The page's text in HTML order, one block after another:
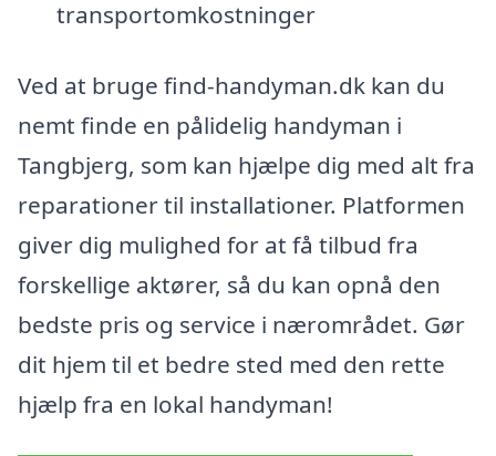
transportomkostninger
Ved at bruge find-handyman.dk kan du
nemt finde en pålidelig handyman i
Tangbjerg, som kan hjælpe dig med alt fra
reparationer til installationer. Platformen
giver dig mulighed for at få tilbud fra
forskellige aktører, så du kan opnå den
bedste pris og service i nærområdet. Gør
dit hjem til et bedre sted med den rette
hjælp fra en lokal handyman!